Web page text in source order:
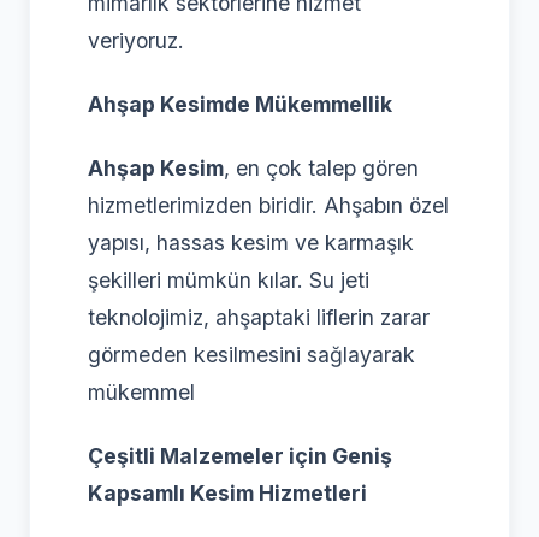
veriyoruz.
Ahşap Kesimde Mükemmellik
Ahşap Kesim, en çok talep gören
hizmetlerimizden biridir. Ahşabın özel
yapısı, hassas kesim ve karmaşık
şekilleri mümkün kılar. Su jeti
teknolojimiz, ahşaptaki liflerin zarar
görmeden kesilmesini sağlayarak
mükemmel
Çeşitli Malzemeler için Geniş
Kapsamlı Kesim Hizmetleri